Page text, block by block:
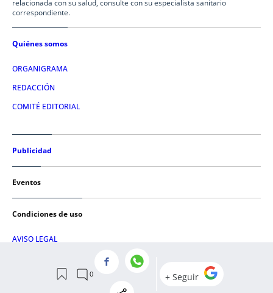
relacionada con su salud, consulte con su especialista sanitario
correspondiente.
Quiénes somos
ORGANIGRAMA
REDACCIÓN
COMITÉ EDITORIAL
Publicidad
Eventos
Condiciones de uso
AVISO LEGAL
POLÍTICA DE COOKIES